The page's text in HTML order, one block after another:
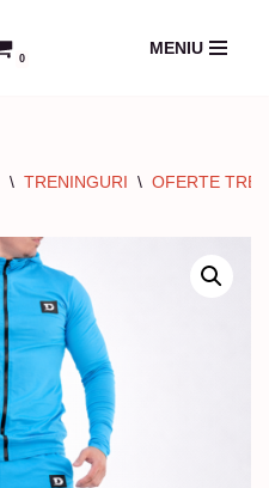
0
MENIU
\ TRENINGURI \ OFERTE